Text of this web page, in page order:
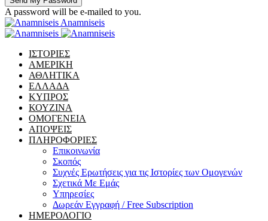
A password will be e-mailed to you.
Anamniseis
ΙΣΤΟΡΙΕΣ
ΑΜΕΡΙΚΗ
ΑΘΛΗΤΙΚΑ
ΕΛΛΑΔΑ
ΚΥΠΡΟΣ
ΚΟΥΖΙΝΑ
ΟΜΟΓΕΝΕΙΑ
ΑΠΟΨΕΙΣ
ΠΛΗΡΟΦΟΡΙΕΣ
Επικοινωνία
Σκοπός
Συχνές Ερωτήσεις για τις Ιστορίες των Ομογενών
Σχετικά Με Εμάς
Υπηρεσίες
Δωρεάν Εγγραφή / Free Subscription
ΗΜΕΡΟΛΟΓΙΟ